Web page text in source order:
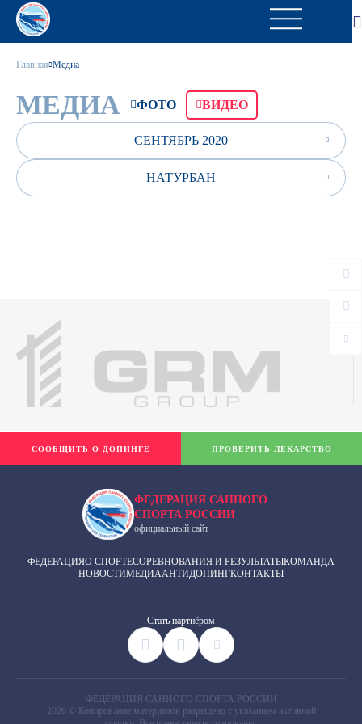
Главная Медиа
МЕДИА ФОТО ВИДЕО
СЕНТЯБРЬ 2020
НАТУРБАН
ФЕДЕРАЦИЯ САННОГО
СПОРТА РОССИИ
официальный сайт
ФЕДЕРАЦИЯО СПОРТЕСОРЕВНОВАНИЯ И РЕЗУЛЬТАТЫКОМАНДА
НОВОСТИМЕДИААНТИДОПИНГКОНТАКТЫ
Cтать партнёром
СООБЩИТЬ О ДОПИНГЕ ПРОВЕРИТЬ ЛЕКАРСТВО
ФЕДЕРАЦИЯ САННОГО СПОРТА РОССИИ
2026 © Копирование материалов разрешено с указанием активной